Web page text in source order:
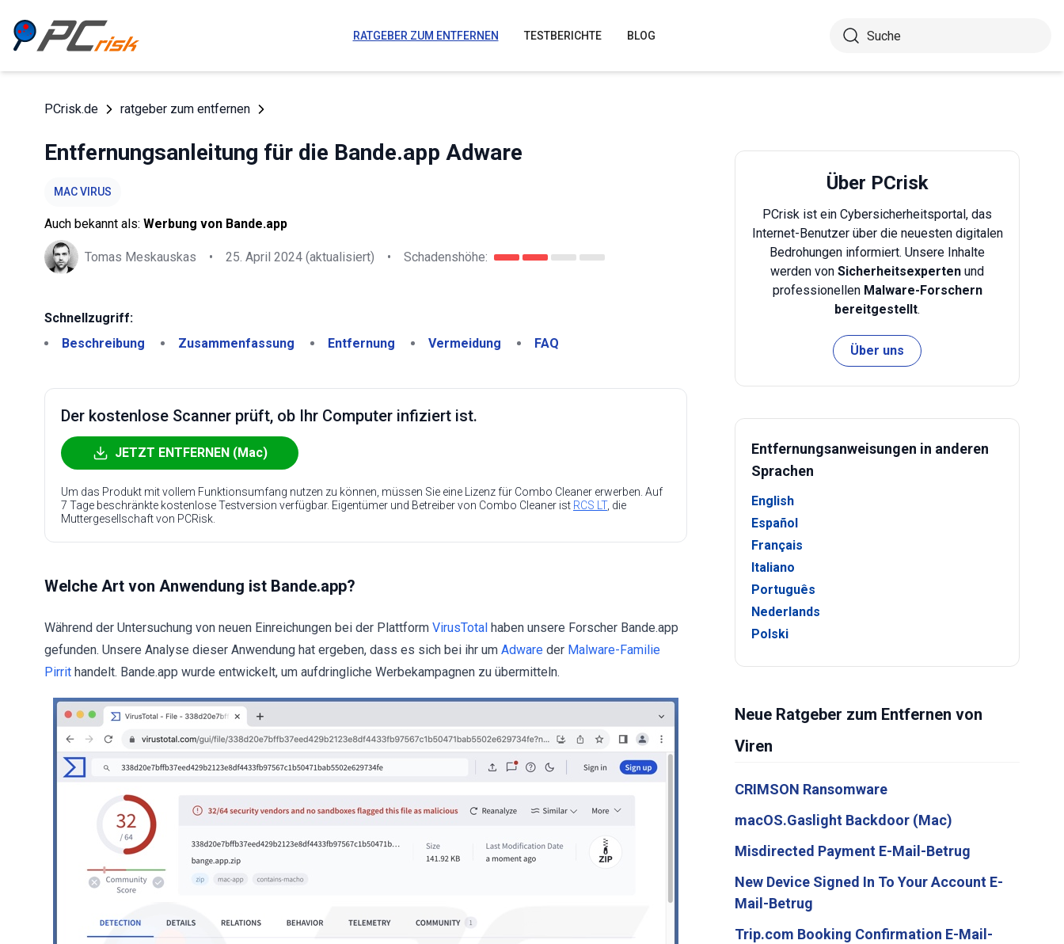
RATGEBER ZUM ENTFERNEN TESTBERICHTE BLOG
PCrisk.de ratgeber zum entfernen
Entfernungsanleitung für die Bande.app Adware
MAC VIRUS
Auch bekannt als: Werbung von Bande.app
Tomas Meskauskas • 25. April 2024 (aktualisiert) • Schadenshöhe:
Schnellzugriff:
Beschreibung
Zusammenfassung Entfernung Vermeidung FAQ
Der kostenlose Scanner prüft, ob Ihr Computer infiziert ist.
JETZT ENTFERNEN (Mac)
Um das Produkt mit vollem Funktionsumfang nutzen zu können, müssen Sie eine Lizenz für Combo Cleaner erwerben. Auf
7 Tage beschränkte kostenlose Testversion verfügbar. Eigentümer und Betreiber von Combo Cleaner ist RCS LT, die
Muttergesellschaft von PCRisk.
Welche Art von Anwendung ist Bande.app?
Während der Untersuchung von neuen Einreichungen bei der Plattform VirusTotal haben unsere Forscher Bande.app
gefunden. Unsere Analyse dieser Anwendung hat ergeben, dass es sich bei ihr um Adware der Malware-Familie
Pirrit handelt. Bande.app wurde entwickelt, um aufdringliche Werbekampagnen zu übermitteln.
Über PCrisk
PCrisk ist ein Cybersicherheitsportal, das
Internet-Benutzer über die neuesten digitalen
Bedrohungen informiert. Unsere Inhalte
werden von Sicherheitsexperten und
professionellen Malware-Forschern
bereitgestellt.
Über uns
Entfernungsanweisungen in anderen
Sprachen
English
Español
Français
Italiano
Português
Nederlands
Polski
Neue Ratgeber zum Entfernen von
Viren
CRIMSON Ransomware
macOS.Gaslight Backdoor (Mac)
Misdirected Payment E-Mail-Betrug
New Device Signed In To Your Account E-
Mail-Betrug
Trip.com Booking Confirmation E-Mail-